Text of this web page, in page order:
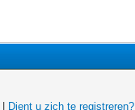
Dient u zich te registreren?